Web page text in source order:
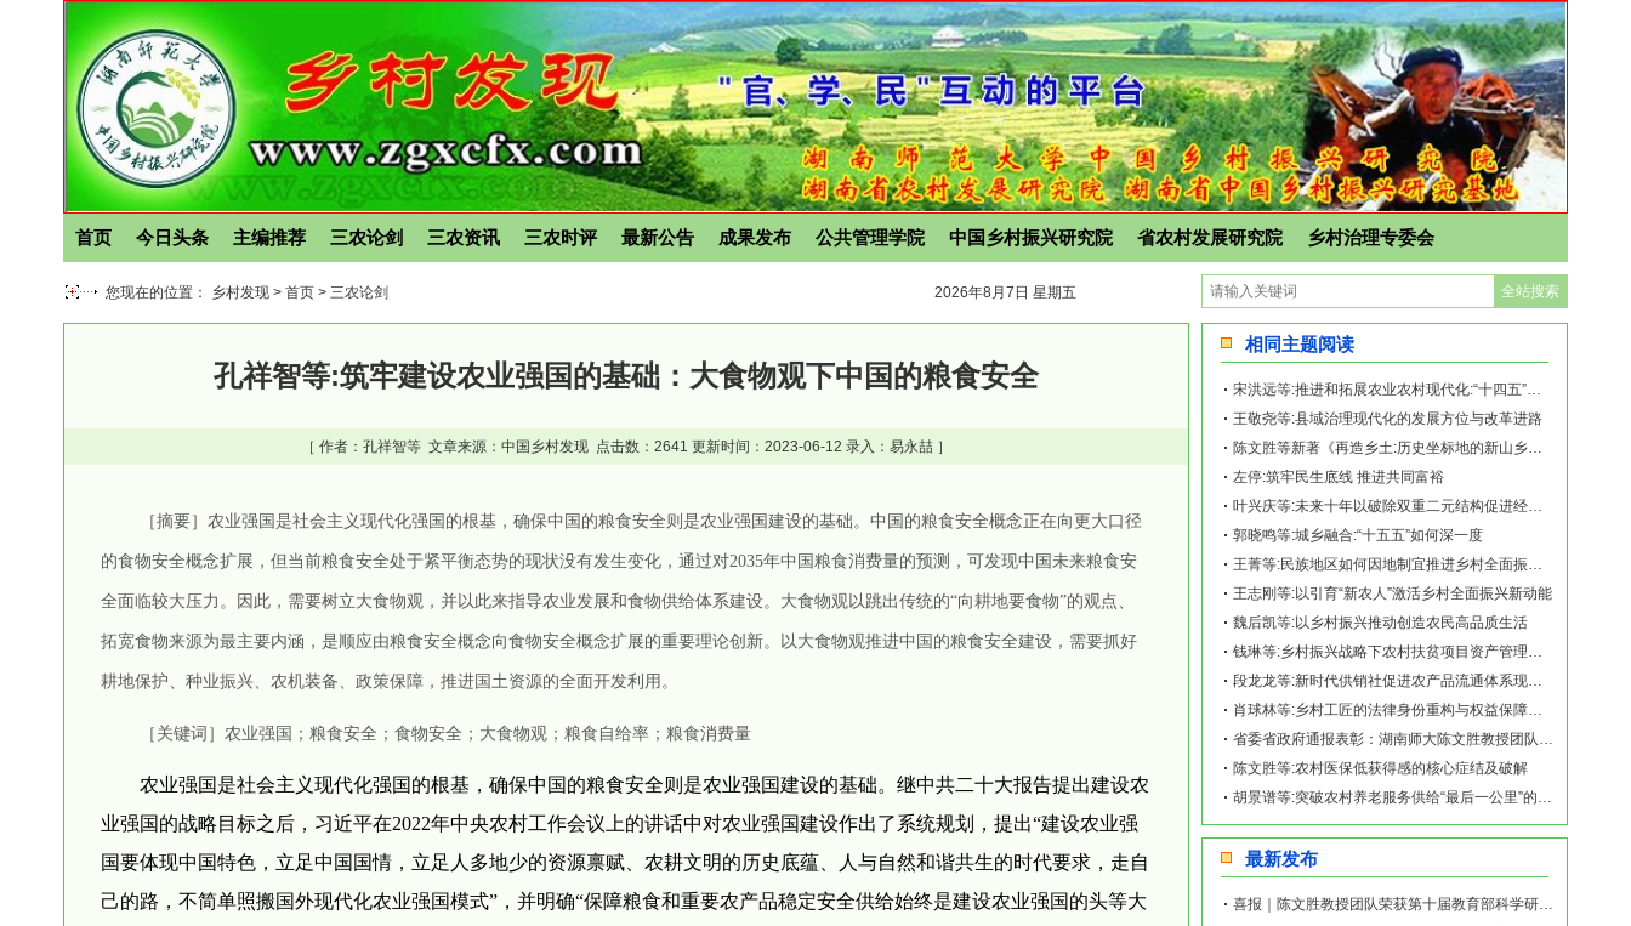
首页 今日头条 主编推荐 三农论剑 三农资讯 三农时评 最新公告 成果发布 公共管理学院 中国乡村振兴研究院 省农村发展研究院 乡村治理专委会
您现在的位置： 乡村发现 > 首页 > 三农论剑 2026年8月7日 星期五
孔祥智等:筑牢建设农业强国的基础：大食物观下中国的粮食安全
［ 作者： 孔祥智等文章来源：中国乡村发现 点击数： 2641 更新时间：2023-06-12 录入：易永喆 ］
［摘要］农业强国是社会主义现代化强国的根基，确保中国的粮食安全则是农业强国建设的基础。中国的粮食安全概念正在向更大口径
的食物安全概念扩展，但当前粮食安全处于紧平衡态势的现状没有发生变化，通过对2035年中国粮食消费量的预测，可发现中国未来粮食安
全面临较大压力。因此，需要树立大食物观，并以此来指导农业发展和食物供给体系建设。大食物观以跳出传统的“向耕地要食物”的观点、
拓宽食物来源为最主要内涵，是顺应由粮食安全概念向食物安全概念扩展的重要理论创新。以大食物观推进中国的粮食安全建设，需要抓好
耕地保护、种业振兴、农机装备、政策保障，推进国土资源的全面开发利用。
［关键词］农业强国；粮食安全；食物安全；大食物观；粮食自给率；粮食消费量
农业强国是社会主义现代化强国的根基，确保中国的粮食安全则是农业强国建设的基础。继中共二十大报告提出建设农
业强国的战略目标之后，习近平在2022年中央农村工作会议上的讲话中对农业强国建设作出了系统规划，提出“建设农业强
国要体现中国特色，立足中国国情，立足人多地少的资源禀赋、农耕文明的历史底蕴、人与自然和谐共生的时代要求，走自
己的路，不简单照搬国外现代化农业强国模式”，并明确“保障粮食和重要农产品稳定安全供给始终是建设农业强国的头等大
相同主题阅读
宋洪远等:推进和拓展农业农村现代化:“十四五”回顾与“十五五”展望
王敬尧等:县域治理现代化的发展方位与改革进路
陈文胜等新著《再造乡土:历史坐标地的新山乡巨变》出版上线
左停:筑牢民生底线 推进共同富裕
叶兴庆等:未来十年以破除双重二元结构促进经济增长的潜力与建议
郭晓鸣等:城乡融合:“十五五”如何深一度
王志刚等:以引育“新农人”激活乡村全面振兴新动能
魏后凯等:以乡村振兴推动创造农民高品质生活
肖球林等:乡村工匠的法律身份重构与权益保障探析
陈文胜等:农村医保低获得感的核心症结及破解
最新发布
喜报｜陈文胜教授团队荣获第十届教育部科学研究优秀成果奖（人文社会科学）